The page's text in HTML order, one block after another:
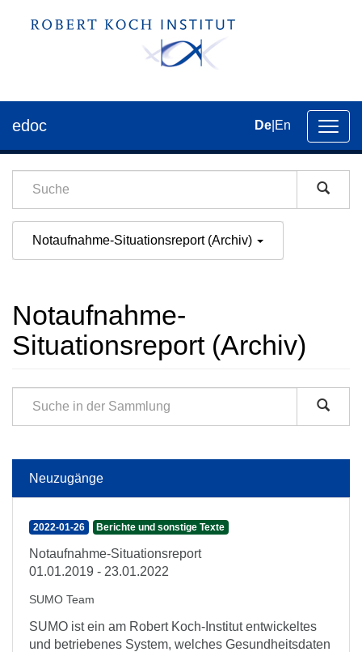
der
edoc De En
Notaufnahme-Situationsreport (Archiv)
Notaufnahme-
Situationsreport (Archiv)
Neuzugänge
2022-01-26 Berichte und sonstige Texte
Notaufnahme-Situationsreport
01.01.2019 - 23.01.2022
SUMO Team
SUMO ist ein am Robert Koch-Institut entwickeltes
und betriebenes System, welches Gesundheitsdaten